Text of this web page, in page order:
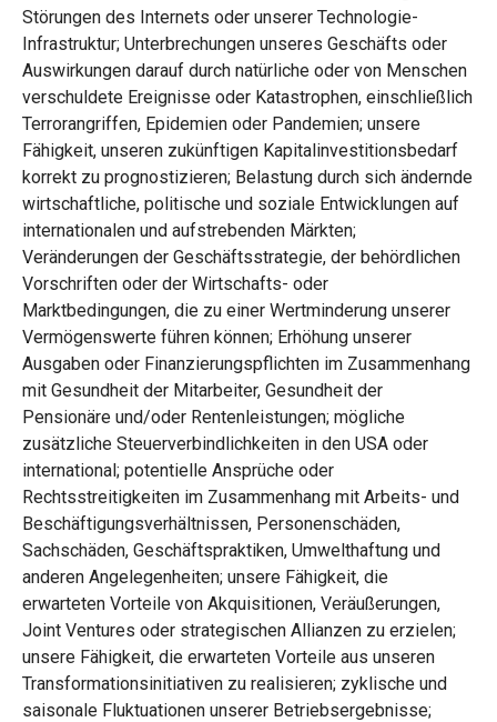
Störungen des Internets oder unserer Technologie-
Infrastruktur; Unterbrechungen unseres Geschäfts oder
Auswirkungen darauf durch natürliche oder von Menschen
verschuldete Ereignisse oder Katastrophen, einschließlich
Terrorangriffen, Epidemien oder Pandemien; unsere
Fähigkeit, unseren zukünftigen Kapitalinvestitionsbedarf
korrekt zu prognostizieren; Belastung durch sich ändernde
wirtschaftliche, politische und soziale Entwicklungen auf
internationalen und aufstrebenden Märkten;
Veränderungen der Geschäftsstrategie, der behördlichen
Vorschriften oder der Wirtschafts- oder
Marktbedingungen, die zu einer Wertminderung unserer
Vermögenswerte führen können; Erhöhung unserer
Ausgaben oder Finanzierungspflichten im Zusammenhang
mit Gesundheit der Mitarbeiter, Gesundheit der
Pensionäre und/oder Rentenleistungen; mögliche
zusätzliche Steuerverbindlichkeiten in den USA oder
international; potentielle Ansprüche oder
Rechtsstreitigkeiten im Zusammenhang mit Arbeits- und
Beschäftigungsverhältnissen, Personenschäden,
Sachschäden, Geschäftspraktiken, Umwelthaftung und
anderen Angelegenheiten; unsere Fähigkeit, die
erwarteten Vorteile von Akquisitionen, Veräußerungen,
Joint Ventures oder strategischen Allianzen zu erzielen;
unsere Fähigkeit, die erwarteten Vorteile aus unseren
Transformationsinitiativen zu realisieren; zyklische und
saisonale Fluktuationen unserer Betriebsergebnisse;